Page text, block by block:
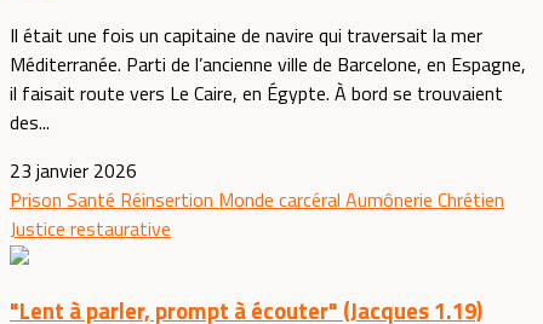
Il était une fois un capitaine de navire qui traversait la mer
Méditerranée. Parti de l’ancienne ville de Barcelone, en Espagne,
il faisait route vers Le Caire, en Égypte. À bord se trouvaient
des...
23 janvier 2026
Prison Santé Réinsertion Monde carcéral Aumônerie Chrétien
Justice restaurative
"Lent à parler, prompt à écouter" (Jacques 1.19)